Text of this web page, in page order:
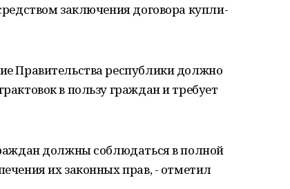
заключения договора купли-
Правительства республики должно
в пользу граждан и требует
должны соблюдаться в полной
их законных прав, - отметил